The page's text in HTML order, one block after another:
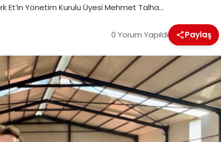
Et’in Yönetim Kurulu Üyesi Mehmet Talha…
0 Yorum Yapıldı Paylaş